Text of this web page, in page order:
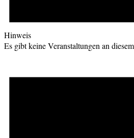
Hinweis
Es gibt keine Veranstaltungen an